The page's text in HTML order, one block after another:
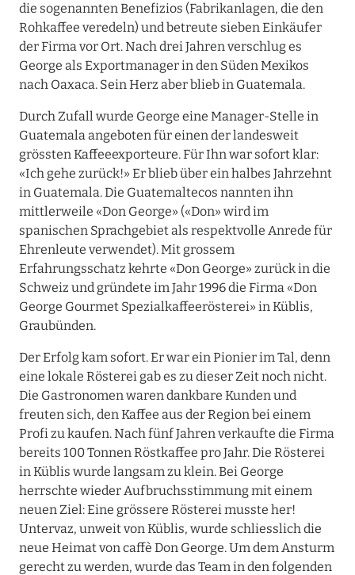
die sogenannten Benefizios (Fabrikanlagen, die den
Rohkaffee veredeln) und betreute sieben Einkäufer
der Firma vor Ort. Nach drei Jahren verschlug es
George als Exportmanager in den Süden Mexikos
nach Oaxaca. Sein Herz aber blieb in Guatemala.
Durch Zufall wurde George eine Manager-Stelle in
Guatemala angeboten für einen der landesweit
grössten Kaffeeexporteure. Für Ihn war sofort klar:
«Ich gehe zurück!» Er blieb über ein halbes Jahrzehnt
in Guatemala. Die Guatemaltecos nannten ihn
mittlerweile «Don George» («Don» wird im
spanischen Sprachgebiet als respektvolle Anrede für
Ehrenleute verwendet). Mit grossem
Erfahrungsschatz kehrte «Don George» zurück in die
Schweiz und gründete im Jahr 1996 die Firma «Don
George Gourmet Spezialkaffeerösterei» in Küblis,
Graubünden.
Der Erfolg kam sofort. Er war ein Pionier im Tal, denn
eine lokale Rösterei gab es zu dieser Zeit noch nicht.
Die Gastronomen waren dankbare Kunden und
freuten sich, den Kaffee aus der Region bei einem
Profi zu kaufen. Nach fünf Jahren verkaufte die Firma
bereits 100 Tonnen Röstkaffee pro Jahr. Die Rösterei
in Küblis wurde langsam zu klein. Bei George
herrschte wieder Aufbruchsstimmung mit einem
neuen Ziel: Eine grössere Rösterei musste her!
Untervaz, unweit von Küblis, wurde schliesslich die
neue Heimat von caffè Don George. Um dem Ansturm
gerecht zu werden, wurde das Team in den folgenden